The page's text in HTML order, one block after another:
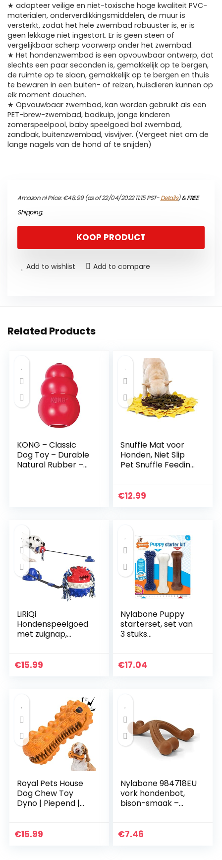
★ adopteer veilige en niet-toxische hoge kwaliteit PVC-
materialen, onderverdikkingsmiddelen, de muur is
versterkt, zodat het hele zwembad robuuster is, er is
geen lekkage niet ingestort. Er is geen steen of
vergelijkbaar scherp voorwerp onder het zwembad.
★ Het hondenzwembad is een opvouwbaar ontwerp, dat
slechts een paar seconden is, gemakkelijk op te bergen,
de ruimte op te slaan, gemakkelijk op te bergen en thuis
te bewaren in een buiten- of reizen, huisdieren kunnen op
elk moment douchen.
★ Opvouwbaar zwembad, kan worden gebruikt als een
PET-brew-zwembad, badkuip, jonge kinderen
zomerspeelpool, baby speelgoed bal zwembad,
zandbak, buitenzwembad, visvijver. (Vergeet niet om de
lange nagels van de hond af te snijden)
Amazon.nl Price:€48.99(as of 22/04/2022 11:15 PST-Details)&FREE
Shipping.
KOOP PRODUCT
Add to wishlist Add to compare
Related Products
KONG – Classic
Dog Toy – Durable
Natural Rubber –
Snuffle Mat voor
Honden, Niet Slip
Pet Snuffle Feeding
Huisdier Speelgoed
Grote Honden Geel
(48x48cm)
€12.99
LiRiQi
Hondenspeelgoed
met zuignap,
multifunctioneel
bal speelgoed,
tandenborstel
speelgoed,
kauwspeelgoed
€15.99
Nylabone Puppy
starterset, set van
3 stuks
kauwbeenderen,
€17.04
Royal Pets House
Dog Chew Toy
Dyno | Piepend |
Tandenborstel
€15.99
Nylabone 984718EU
vork hondenbot,
bison-smaak –
voor honden tot 11
€7.46